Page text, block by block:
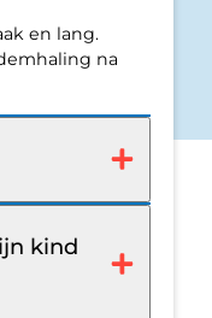
en lang.
na
kind